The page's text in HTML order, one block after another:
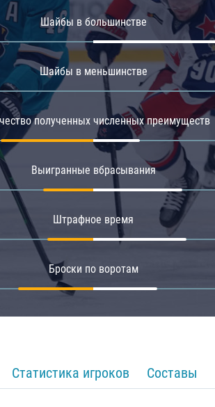
Амур
Барыс
Салават Юлаев
Шайбы в большинстве
Шайбы в меньшинстве
полученных численных преимуществ
Выигранные вбрасывания
Штрафное время
Броски по воротам
Статистика игроков Составы